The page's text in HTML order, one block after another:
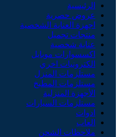
الرئيسية
عروض حصرية
اجهزة العناية الشخصية
منتجات تجميل
عناية شخصية
اكسسوارات موبايل
الكترونيات اخري
مستلزمات المنزل
مستلزمات المطبخ
الأجهزة المنزلية
مستلزمات السيارات
ادوات
العاب
ملاحظات الشحن